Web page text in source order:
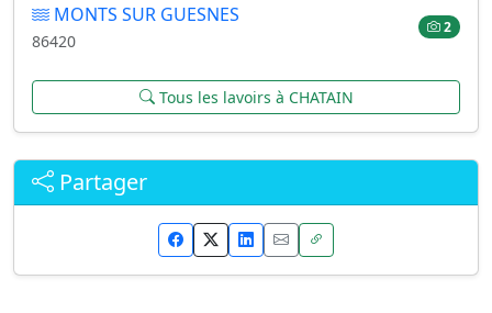
MONTS SUR GUESNES
86420
2
Tous les lavoirs à CHATAIN
Partager